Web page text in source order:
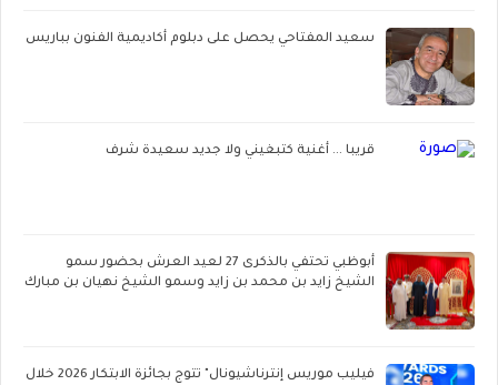
سعيد المفتاحي يحصل على دبلوم أكاديمية الفنون بباريس
قريبا ... أغنية كتبغيني ولا جديد سعيدة شرف
أبوظبي تحتفي بالذكرى 27 لعيد العرش بحضور سمو
الشيخ زايد بن محمد بن زايد وسمو الشيخ نهيان بن مبارك
فيليب موريس إنترناشيونال" تتوج بجائزة الابتكار 2026 خلال